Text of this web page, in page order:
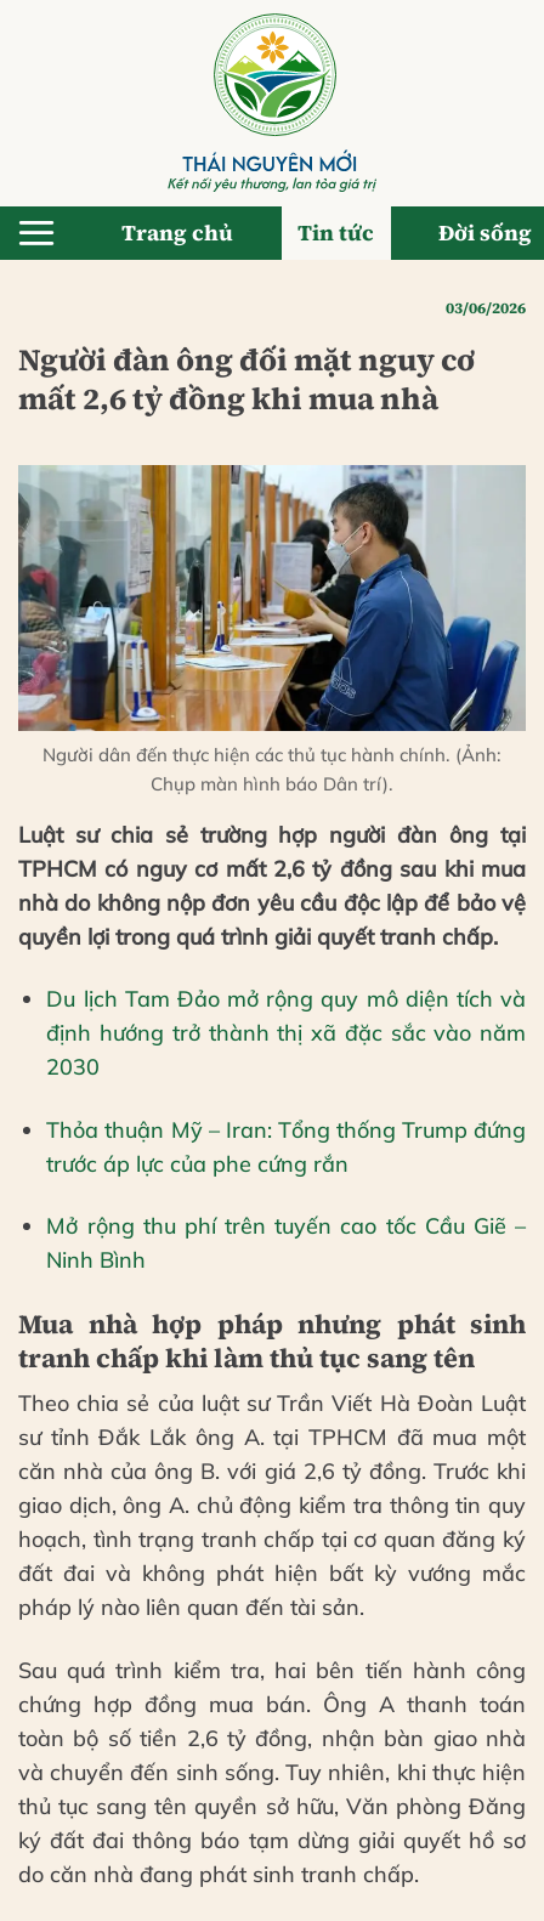
Trang chủ Tin tức Đời sống
03/06/2026
Người đàn ông đối mặt nguy cơ
mất 2,6 tỷ đồng khi mua nhà
Người dân đến thực hiện các thủ tục hành chính. (Ảnh:
Chụp màn hình báo Dân trí).
Luật sư chia sẻ trường hợp người đàn ông tại
TPHCM có nguy cơ mất 2,6 tỷ đồng sau khi mua
nhà do không nộp đơn yêu cầu độc lập để bảo vệ
quyền lợi trong quá trình giải quyết tranh chấp.
Du lịch Tam Đảo mở rộng quy mô diện tích và
định hướng trở thành thị xã đặc sắc vào năm
2030
Thỏa thuận Mỹ – Iran: Tổng thống Trump đứng
trước áp lực của phe cứng rắn
Mở rộng thu phí trên tuyến cao tốc Cầu Giẽ –
Ninh Bình
Mua nhà hợp pháp nhưng phát sinh
tranh chấp khi làm thủ tục sang tên
Theo chia sẻ của luật sư Trần Viết Hà Đoàn Luật
sư tỉnh Đắk Lắk ông A. tại TPHCM đã mua một
căn nhà của ông B. với giá 2,6 tỷ đồng. Trước khi
giao dịch, ông A. chủ động kiểm tra thông tin quy
hoạch, tình trạng tranh chấp tại cơ quan đăng ký
đất đai và không phát hiện bất kỳ vướng mắc
pháp lý nào liên quan đến tài sản.
Sau quá trình kiểm tra, hai bên tiến hành công
chứng hợp đồng mua bán. Ông A thanh toán
toàn bộ số tiền 2,6 tỷ đồng, nhận bàn giao nhà
và chuyển đến sinh sống. Tuy nhiên, khi thực hiện
thủ tục sang tên quyền sở hữu, Văn phòng Đăng
ký đất đai thông báo tạm dừng giải quyết hồ sơ
do căn nhà đang phát sinh tranh chấp.